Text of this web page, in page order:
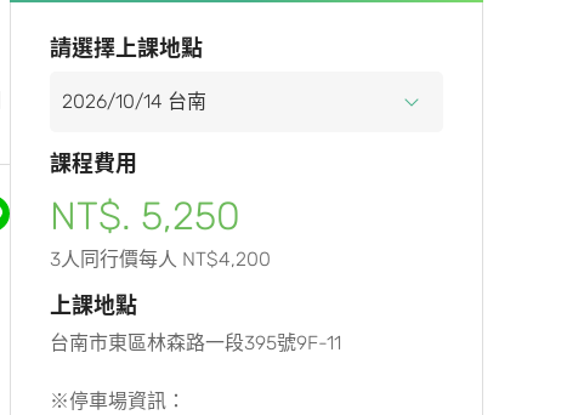
請選擇上課地點
課程費用
NT$. 5,250
3人同行價每人 NT$4,200
上課地點
台南市東區林森路一段395號9F-11
※停車場資訊：